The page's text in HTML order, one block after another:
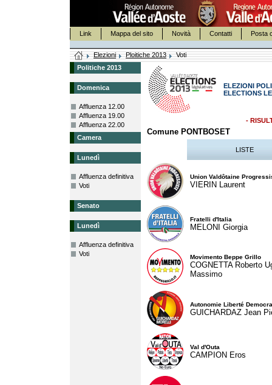
Link Mappa del sito Novità Contatti Posta
Elezioni Ploitiche 2013
Voti
Politiche 2013
Domenica
Affluenza 12.00
Affluenza 19.00
Affluenza 22.00
Camera
Lunedì
Affluenza definitiva
Voti
Senato
Lunedì
Affluenza definitiva
Voti
ELEZIONI
ELECTIONS
-
Comune PONTBOSET
LISTE
Union Valdôtaine
VIERIN Laurent
Fratelli d'Italia
MELONI Giorgia
Movimento Beppe Grillo
COGNETTA Roberto
Massimo
Autonomie Liberté
GUICHARDAZ Jean
Val d'Outa
CAMPION Eros